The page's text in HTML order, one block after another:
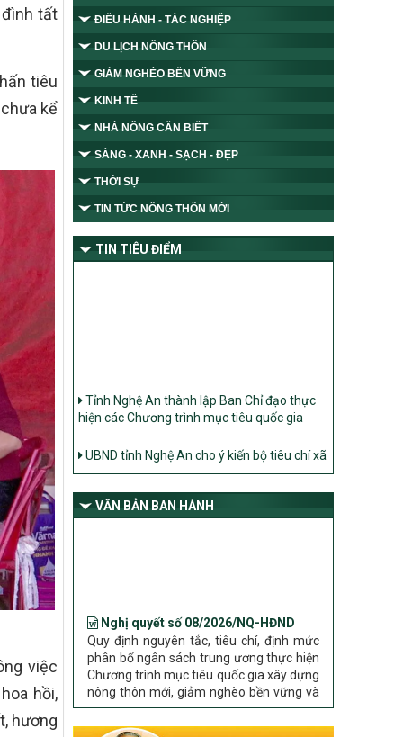
đình tất
tiêu
kể
việc
hồi,
hương
ĐIỀU HÀNH - TÁC NGHIỆP
DU LỊCH NÔNG THÔN
GIẢM NGHÈO BỀN VỮNG
KINH TẾ
NHÀ NÔNG CẦN BIẾT
SÁNG - XANH - SẠCH - ĐẸP
THỜI SỰ
TIN TỨC NÔNG THÔN MỚI
TIN TIÊU ĐIỂM
hiện các Chương trình mục tiêu quốc gia
UBND tỉnh Nghệ An cho ý kiến bộ tiêu chí xã
Nông thôn mới
Ban Thường vụ Tỉnh ủy Nghệ An ban hành
mục tiêu quốc gia xây dựng nông thôn mới,
giảm nghèo bền vững và phát triển kinh tế –
mục tiêu quốc gia trên địa bàn
VĂN BẢN BAN HÀNH
Chương trình mục tiêu quốc gia xây dựng
nông thôn mới, giảm nghèo bền vững và
phát triển kinh tế – xã hội vùng đồng bào
dân tộc thiểu số và miền núi giai đoạn
2026 – 2030 trên địa bàn tỉnh Nghệ An